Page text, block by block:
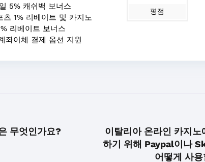
5% 캐쉬백 보너스
츠 1% 리베이트 및 카지노
리베이트 보너스
좌이체 결제 옵션 지원
평점
무엇인가요?
이탈리아 온라인 카지
하기 위해 Paypal이나
어떻게 사